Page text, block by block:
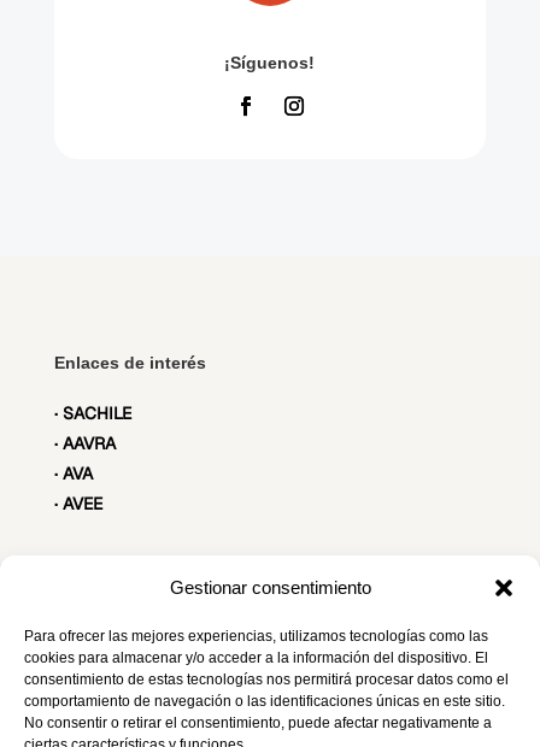
Gestionar consentimiento
Para ofrecer las mejores experiencias, utilizamos tecnologías como las
cookies para almacenar y/o acceder a la información del dispositivo. El
consentimiento de estas tecnologías nos permitirá procesar datos como el
comportamiento de navegación o las identificaciones únicas en este sitio.
No consentir o retirar el consentimiento, puede afectar negativamente a
¡Síguenos!
Enlaces de interés
· SACHILE
· AAVRA
· AVA
· AVEE
secretariatecnica@seaav.org
C/ Maestro Ripoll, 8 Madrid